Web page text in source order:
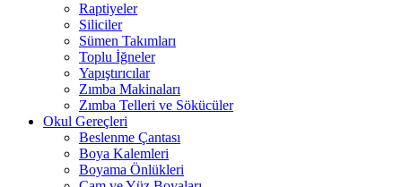
Raptiyeler
Siliciler
Sümen Takımları
Toplu İğneler
Yapıştırıcılar
Zımba Makinaları
Zımba Telleri ve Sökücüler
Okul Gereçleri
Beslenme Çantası
Boya Kalemleri
Boyama Önlükleri